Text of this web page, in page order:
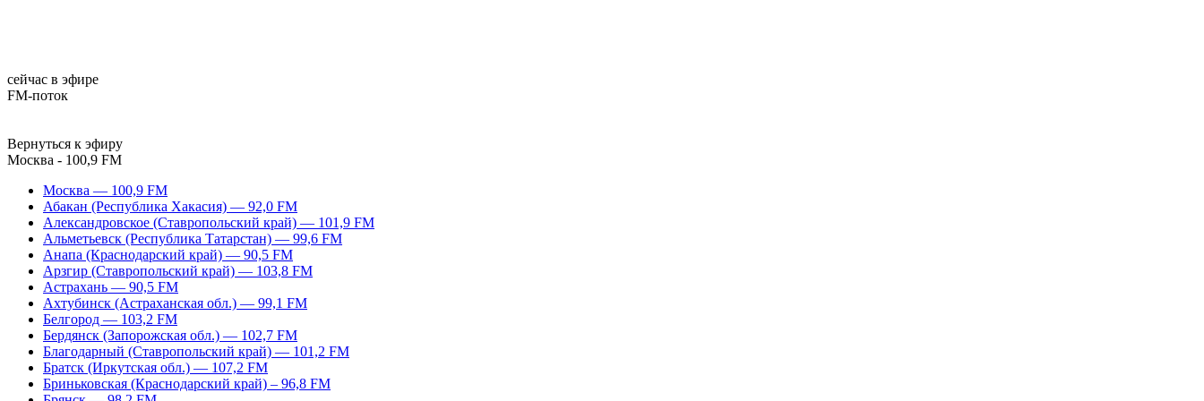
сейчас в эфире
FM-поток
Вернуться к эфиру
Москва - 100,9 FM
Москва — 100,9 FM
Абакан (Республика Хакасия) — 92,0 FM
Александровское (Ставропольский край) — 101,9 FM
Альметьевск (Республика Татарстан) — 99,6 FM
Анапа (Краснодарский край) — 90,5 FM
Арзгир (Ставропольский край) — 103,8 FM
Астрахань — 90,5 FM
Ахтубинск (Астраханская обл.) — 99,1 FM
Белгород — 103,2 FM
Бердянск (Запорожская обл.) — 102,7 FM
Благодарный (Ставропольский край) — 101,2 FM
Братск (Иркутская обл.) — 107,2 FM
Бриньковская (Краснодарский край) – 96,8 FM